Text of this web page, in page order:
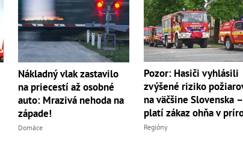
Nákladný vlak zastavilo
na priecestí až osobné
auto: Mrazivá nehoda na
západe!
Domáce
Pozor: Hasiči vyhlásili
zvýšené riziko
na väčšine Slovenska –
platí zákaz ohňa v
Regióny